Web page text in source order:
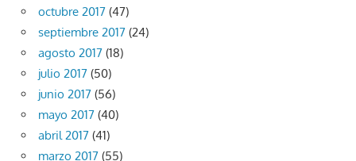
octubre 2017 (47)
septiembre 2017 (24)
agosto 2017 (18)
julio 2017 (50)
junio 2017 (56)
mayo 2017 (40)
abril 2017 (41)
marzo 2017 (55)